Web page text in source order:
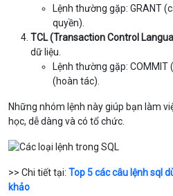
Lệnh thường gặp: GRANT
quyền).
TCL (Transaction Control
dữ liệu.
Lệnh thường gặp: COMMIT
(hoàn tác).
Những nhóm lệnh này giúp bạn làm
học, dễ dàng và có tổ chức.
>> Chi tiết tại: Top 5 các câu lệnh sql
khảo